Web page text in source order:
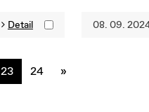
Detail 08. 09.
23 24 »